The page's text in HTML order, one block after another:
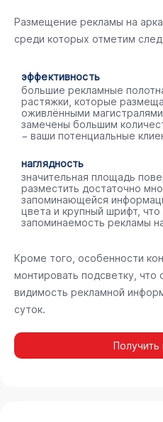
Размещение рекламы на
среди которых отметим
эффективность
большие рекламные
растяжки, которые
оживлёнными
замечены большим
− ваши потенциальные
наглядность
значительная площадь
разместить достаточно
запоминающейся
цвета и крупный шрифт,
запоминаемость рекламы
Кроме того, особенности
монтировать подсветку, что
видимость рекламной
суток.
Получить